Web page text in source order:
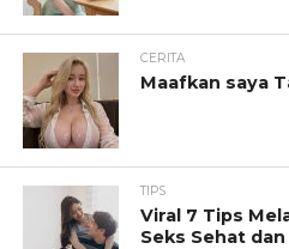
CERITA
Maafkan saya
TIPS
Viral 7 Tips
Seks Sehat